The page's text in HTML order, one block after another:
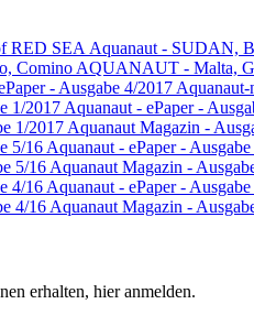
Aquanaut - SUDAN,
AQUANAUT - Malta,
Aquanaut-
Aquanaut - ePaper -
Aquanaut Magazin -
Aquanaut - ePaper -
Aquanaut Magazin -
Aquanaut - ePaper -
Aquanaut Magazin -
erhalten, hier anmelden.